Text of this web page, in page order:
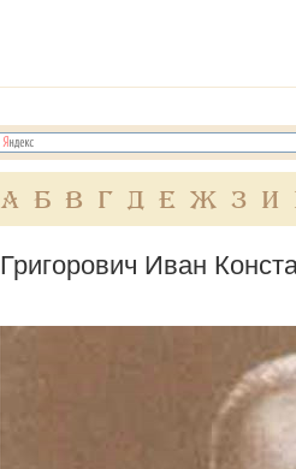
А Б В Г Д Е Ж З И
Григорович Иван